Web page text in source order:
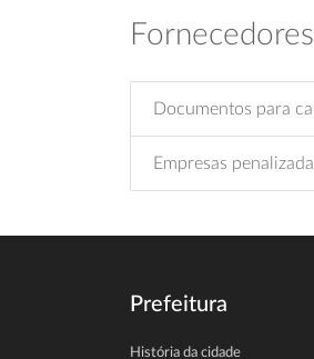
Fornecedores
Documentos para
Empresas
Prefeitura
História da cidade